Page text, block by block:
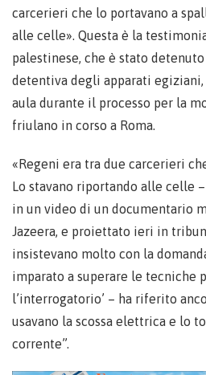
carcerieri che lo portavano a
alle celle». Questa è la
palestinese, che è stato
detentiva degli apparati
aula durante il processo per la
friulano in corso a Roma.
«Regeni era tra due carcerieri
Lo stavano riportando alle celle
in un video di un documentario
Jazeera, e proiettato ieri in
insistevano molto con la
imparato a superare le tecniche
l’interrogatorio’ – ha riferito
usavano la scossa elettrica e lo
corrente”.